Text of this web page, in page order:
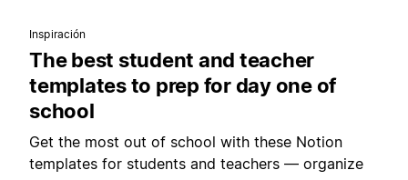
Inspiración
The best student and teacher
templates to prep for day one of
school
Get the most out of school with these Notion
templates for students and teachers — organize